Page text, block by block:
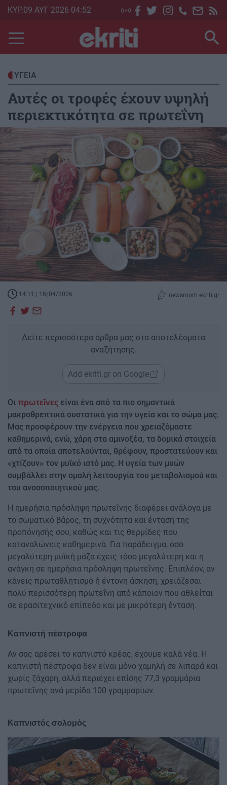
Skip
main
content
ΚΥΡ.09 ΑΥΓ 2026 04:52
ΥΓΕΙΑ
Αυτές οι τροφές έχουν υψηλή
περιεκτικότητα σε πρωτεΐνη
14:11 | 18/04/2026 newsroom ekriti.gr
Δείτε περισσότερα άρθρα μας στα αποτελέσματα
αναζήτησης.
Add ekriti.gr on Google
Οι πρωτεΐνες είναι ένα από τα πιο σημαντικά
μακροθρεπτικά συστατικά για την υγεία και το σώμα μας.
Μας προσφέρουν την ενέργεια που χρειαζόμαστε
καθημερινά, ενώ, χάρη στα αμινοξέα, τα δομικά στοιχεία
από τα οποία αποτελούνται, θρέφουν, προστατεύουν και
«χτίζουν» τον μυϊκό ιστό μας. Η υγεία των μυών
συμβάλλει στην ομαλή λειτουργία του μεταβολισμού και
του ανοσοποιητικού μας.
Η ημερήσια πρόσληψη πρωτεΐνης διαφέρει ανάλογα με
το σωματικό βάρος, τη συχνότητα και ένταση της
προπόνησής σου, καθώς και τις θερμίδες που
καταναλώνεις καθημερινά. Για παράδειγμα, όσο
μεγαλύτερη μυϊκή μάζα έχεις τόσο μεγαλύτερη και η
ανάγκη σε ημερήσια πρόσληψη πρωτεΐνης. Επιπλέον, αν
κάνεις πρωταθλητισμό ή έντονη άσκηση, χρειάζεσαι
πολύ περισσότερη πρωτεΐνη από κάποιον που αθλείται
σε ερασιτεχνικό επίπεδο και με μικρότερη ένταση.
Καπνιστή πέστροφα
Αν σας αρέσει το καπνιστό κρέας, έχουμε καλά νέα. Η
καπνιστή πέστροφα δεν είναι μόνο χαμηλή σε λιπαρά και
χωρίς ζάχαρη, αλλά περιέχει επίσης 77,3 γραμμάρια
πρωτεΐνης ανά μερίδα 100 γραμμαρίων.
Καπνιστός σολομός
Image